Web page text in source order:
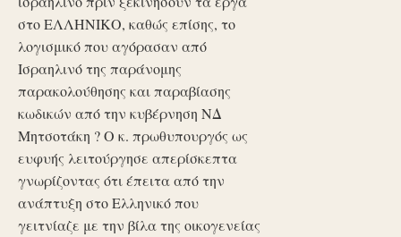
στο ΕΛΛΗΝΙΚΟ, καθώς επίσης, το
λογισμικό που αγόρασαν από
Ισραηλινό της παράνομης
παρακολούθησης και παραβίασης
κωδικών από την κυβέρνηση ΝΔ
Μητσοτάκη ? Ο κ. πρωθυπουργός ως
ευφυής λειτούργησε απερίσκεπτα
γνωρίζοντας ότι έπειτα από την
ανάπτυξη στο Ελληνικό που
γειτνίαζε με την βίλα της οικογενείας